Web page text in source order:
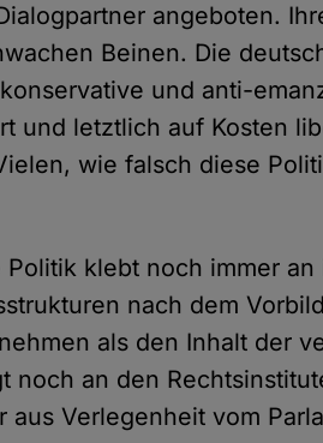
angeboten.
Beinen. Die
und anti-
und letztlich auf Kosten
wie falsch diese
Politik klebt noch immer
nach dem
als den Inhalt der
noch an den
aus Verlegenheit vom